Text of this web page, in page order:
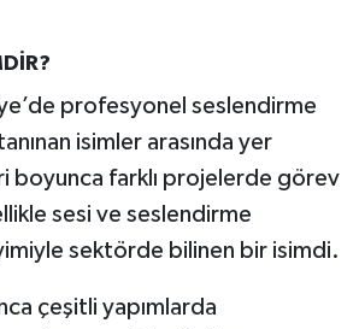
profesyonel seslendirme
isimler arasında yer
boyunca farklı projelerde görev
sesi ve seslendirme
sektörde bilinen bir isimdi.
çeşitli yapımlarda